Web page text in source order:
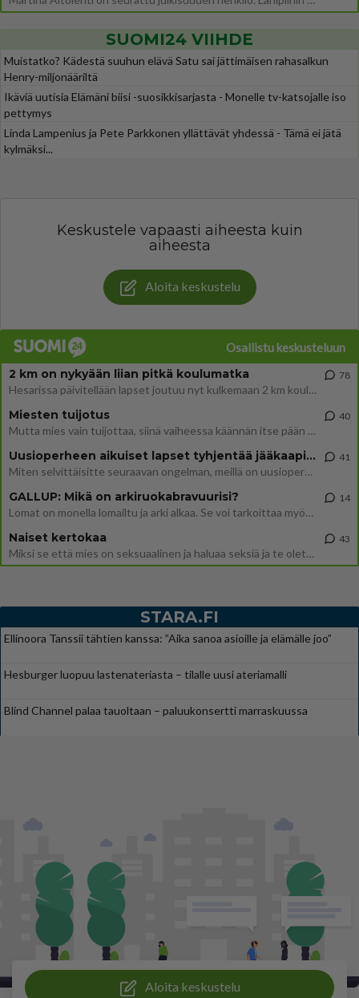
SUOMI24 VIIHDE
Muistatko? Kädestä suuhun elävä Satu sai jättimäisen rahasalkun
Henry-miljonääriltä
Ikäviä uutisia Elämäni biisi -suosikkisarjasta - Monelle tv-katsojalle iso
pettymys
Linda Lampenius ja Pete Parkkonen yllättävät yhdessä - Tämä ei jätä
kylmäksi...
Keskustele vapaasti aiheesta kuin
aiheesta
Aloita keskustelu
Osallistu keskusteluun
2 km on nykyään liian pitkä koulumatka
Hesarissa päivitellään lapset joutuu nyt kulkemaan 2 km kouluun jösses. Ruostefillarilla tuo matka menee vaikka miten äk
78
Miesten tuijotus
Mutta mies vain tuijottaa, siinä vaiheessa käännän itse pään pois. Mikä juttu? Yleensä jos joku tuijottaa tai katsoo, hä
40
Uusioperheen aikuiset lapset tyhjentää jääkaapin käydessään
Miten selvittäisitte seuraavan ongelman, meillä on uusioperhe, minulla teini-ikäiset lapset ja puolisolla aikuiset, jotk
41
GALLUP: Mikä on arkiruokabravuurisi?
Lomat on monella lomailtu ja arki alkaa. Se voi tarkoittaa myös sitä, että grillailut on grillattu ja palataan arjen ruo
14
Naiset kertokaa
Miksi se että mies on seksuaalinen ja haluaa seksiä ja te olette hänen mielestänne haluttava on vastenmielistä? Mikä sii
43
STARA.FI
Ellinoora Tanssii tähtien kanssa: ”Aika sanoa asioille ja elämälle joo”
Hesburger luopuu lastenateriasta – tilalle uusi ateriamalli
Blind Channel palaa tauoltaan – paluukonsertti marraskuussa
Aloita keskustelu